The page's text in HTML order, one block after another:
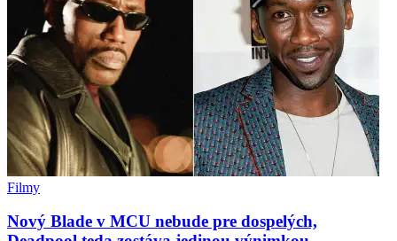
Filmy
Nový Blade v MCU nebude pre dospelých,